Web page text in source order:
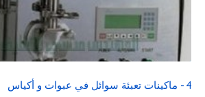
FULL
POST
4 - ماكينات تعبئة سوائل في عبوات و أكياس